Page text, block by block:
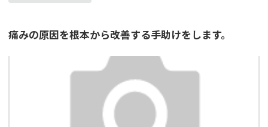
痛みの原因を根本から改善する手助けをします。